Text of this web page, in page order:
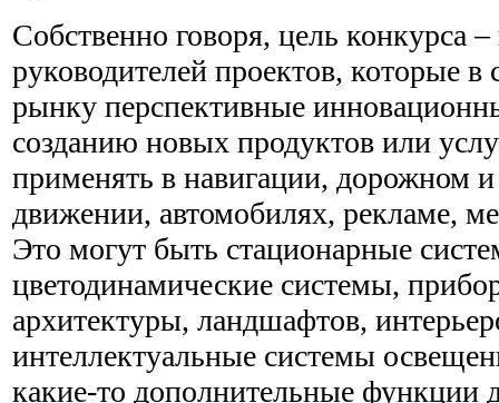
Собственно говоря, цель конкурса
руководителей проектов, которые в
рынку перспективные
созданию новых продуктов или
применять в навигации, дорожном
движении, автомобилях, рекламе,
Это могут быть стационарные
цветодинамические системы,
архитектуры, ландшафтов,
интеллектуальные системы
какие-то дополнительные функции